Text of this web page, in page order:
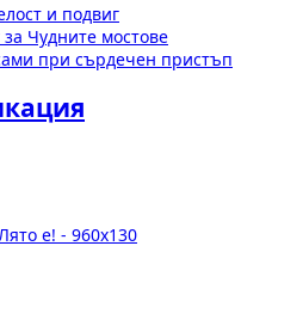
и подвиг
Чудните мостове
при сърдечен пристъп